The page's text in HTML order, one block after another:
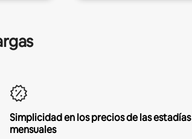
Simplicidad en los precios de las estadías
mensuales